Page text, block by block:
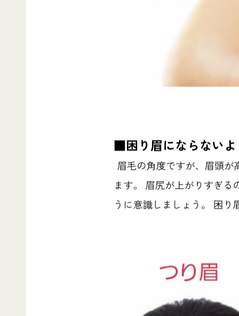
■困り眉にならないよ
眉毛の角度ですが、眉頭
ます。 眉尻が上がりすぎ
うに意識しましょう。 困り